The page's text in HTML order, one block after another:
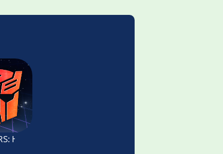
Heavy Metal